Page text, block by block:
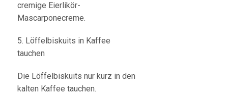
cremige Eierlikör-
Mascarponecreme.
5. Löffelbiskuits in Kaffee
tauchen
Die Löffelbiskuits nur kurz in den
kalten Kaffee tauchen.